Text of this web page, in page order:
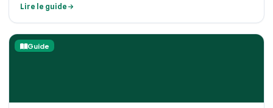
Lire le guide
Guide